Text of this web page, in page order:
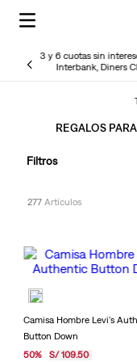
3 y 6 cuotas sin
Interbank, Diners
REGALOS
Filtros
277
Camisa Hombre Levi's
Button Down
50% S/ 109.50